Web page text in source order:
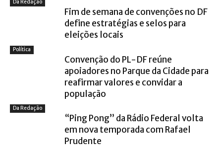
Da Redação
Fim de semana de convenções no DF
define estratégias e selos para
eleições locais
Política
Convenção do PL-DF reúne
apoiadores no Parque da Cidade para
reafirmar valores e convidar a
população
Da Redação
“Ping Pong” da Rádio Federal volta
em nova temporada com Rafael
Prudente